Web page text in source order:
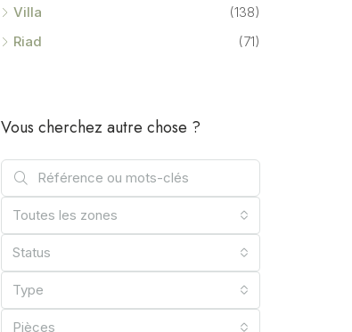
Villa
(138)
Riad
(71)
Vous cherchez autre chose ?
Toutes les zones
Status
Type
Pièces